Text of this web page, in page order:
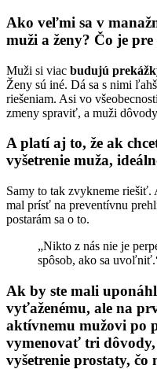
Ako veľmi sa v
muži a ženy? Čo je
Muži si viac budujú
Ženy sú iné. Dá sa s nimi
riešeniam. Asi vo
zmeny spraviť, a muži
A platí aj to, že ak
vyšetrenie muža,
Samy to tak zvykneme riešiť.
mal prísť na preventívnu
postarám sa o to.
„Nikto z nás nie je
spôsob, ako sa
Ak by ste mali
vyťaženému, ale na
aktívnemu mužovi po
vymenovať tri
vyšetrenie prostaty, čo